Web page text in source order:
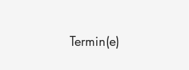
Termin(e)